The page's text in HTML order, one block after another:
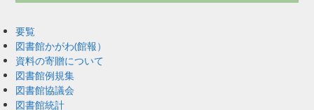
要覧
図書館かがわ(館報）
資料の寄贈について
図書館例規集
図書館協議会
図書館統計